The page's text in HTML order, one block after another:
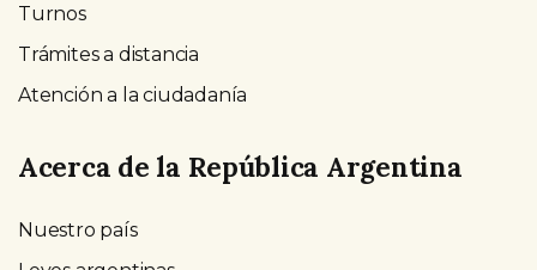
Turnos
Trámites a distancia
Atención a la ciudadanía
Acerca de la República Argentina
Nuestro país